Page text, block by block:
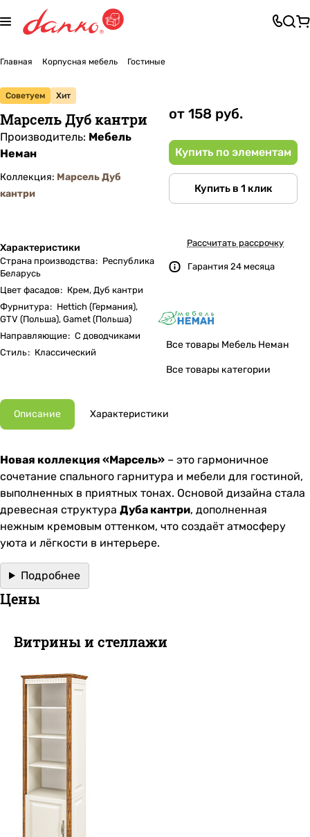
Главная Корпусная мебель Гостиные
Советуем Хит
Марсель Дуб кантри
Производитель: Мебель
Неман
Коллекция: Марсель Дуб
кантри
Характеристики
Страна производства: Республика
Беларусь
Цвет фасадов: Крем, Дуб кантри
Фурнитура: Hettich (Германия),
GTV (Польша), Gamet (Польша)
Направляющие: С доводчиками
Стиль: Классический
от 158 руб.
Купить по элементам
Купить в 1 клик
Рассчитать рассрочку
Гарантия 24 месяца
Все товары Мебель Неман
Все товары категории
Описание Характеристики
Новая коллекция «Марсель» – это гармоничное
сочетание спального гарнитура и мебели для гостиной,
выполненных в приятных тонах. Основой дизайна стала
древесная структура Дуба кантри, дополненная
нежным кремовым оттенком, что создаёт атмосферу
уюта и лёгкости в интерьере.
Подробнее
Цены
Витрины и стеллажи